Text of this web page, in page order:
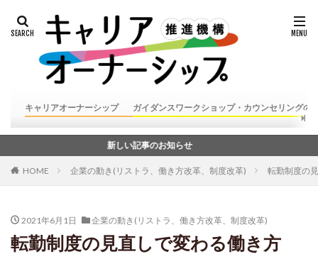
キャリアオーナーシップ ガイダンスワークショップ・カウンセリングの
新しい記事のお知らせ
HOME 企業の動き(リストラ、働き方改革、制度改革) 転勤制度の
2021年6月1日 企業の動き(リストラ、働き方改革、制度改革)
転勤制度の見直しで変わる働き方